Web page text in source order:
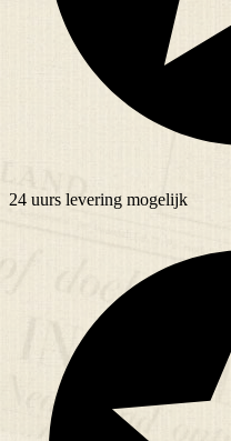
24 uurs levering mogelijk